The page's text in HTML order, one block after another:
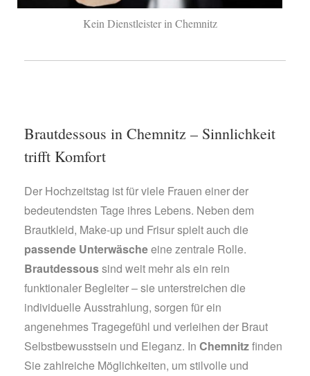
Kein Dienstleister in Chemnitz
Brautdessous in Chemnitz – Sinnlichkeit
trifft Komfort
Der Hochzeitstag ist für viele Frauen einer der
bedeutendsten Tage ihres Lebens. Neben dem
Brautkleid, Make-up und Frisur spielt auch die
passende Unterwäscheeine zentrale Rolle.
Brautdessoussind weit mehr als ein rein
funktionaler Begleiter – sie unterstreichen die
individuelle Ausstrahlung, sorgen für ein
angenehmes Tragegefühl und verleihen der Braut
Selbstbewusstsein und Eleganz. In Chemnitzfinden
Sie zahlreiche Möglichkeiten, um stilvolle und